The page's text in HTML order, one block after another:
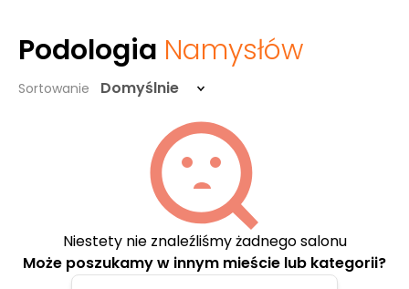
Podologia Namysłów
Sortowanie Domyślnie
Niestety nie znaleźliśmy żadnego salonu
Może poszukamy w innym mieście lub kategorii?